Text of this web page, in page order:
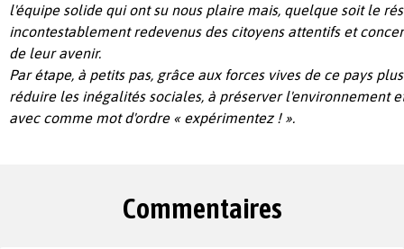
l'équipe solide qui ont su nous plaire mais, quelque soit le
incontestablement redevenus des citoyens attentifs et
de leur avenir.
Par étape, à petits pas, grâce aux forces vives de ce pays
réduire les inégalités sociales, à préserver l'environnement
avec comme mot d'ordre « expérimentez ! ».
Commentaires